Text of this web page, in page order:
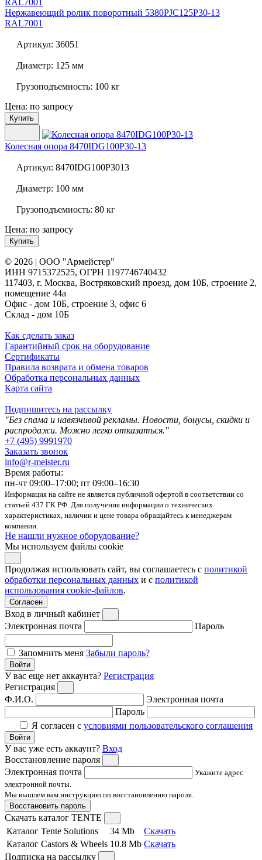
Нержавеющий ролик поворотный 5380PJC125P30-13
RAL7001
Артикул: 36051
Диаметр: 125 мм
Грузоподъемность: 100 кг
Цена: по запросу
Купить
Колесная опора 8470IDG100P30-13
Артикул: 8470IDG100P3013
Диаметр: 100 мм
Грузоподъемность: 80 кг
Цена: по запросу
Купить
© 2026 | ООО "Армейстер"
ИНН 9715372525, ОГРН 1197746740432
117403, г. Москва, Востряковский проезд, дом 10Б, строение 2,
помещение 44а
Офис - дом 10Б, строение 3, офис 6
Склад - дом 10Б
Как сделать заказ
Гарантийный срок на оборудование
Сертификаты
Правила возврата и обмена товаров
Обработка персональных данных
Карта сайта
Подпишитесь на рассылку
"Без спама и навязчивой рекламы. Новости, бонусы, скидки и
распродажи. Можно легко отказаться."
+7 (495) 9991970
Заказать звонок
info@r-meister.ru
Время работы:
пн-чт 09:00–17:00; пт 09:00–16:30
Информация на сайте не является публичной офертой в соответствии со
статьей 437 ГК РФ. Для получения информации о технических
характеристиках, наличии и цене товара обращайтесь к менеджерам
компании.
Не нашли нужное оборудование?
Мы используем файлы cookie
Продолжая использовать сайт, вы соглашаетесь с политикой
обработки персональных данных и с политикой
использования cookie-файлов.
Согласен
Вход в личный кабинет
Электронная почта
Пароль
Запомнить меня Забыли пароль?
Войти
У вас еще нет аккаунта? Регистрация
Регистрация
Ф.И.О.
Электронная почта
Пароль
Я согласен с условиями пользовательского соглашения
Войти
У вас уже есть аккаунт? Вход
Восстановление пароля
Электронная почта
Укажите адрес
электронной почты.
Мы вышлем вам инструкцию по восстановлению пароля.
Восстановить пароль
Скачать каталог TENTE
Каталог Tente Solutions
34 Mb
Скачать
Каталог Castors & Wheels 10.8 Mb Скачать
Подписка на рассылку